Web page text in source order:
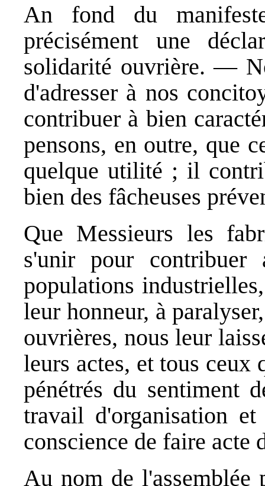
An fond du
précisément une
solidarité ouvrière. —
d'adresser à nos
contribuer à bien
pensons, en outre, que
quelque utilité ; il
bien des fâcheuses
Que Messieurs les
s'unir pour contribuer
populations
leur honneur, à
ouvrières, nous leur
leurs actes, et tous ceux
pénétrés du sentiment
travail d'organisation
conscience de faire acte
Au nom de